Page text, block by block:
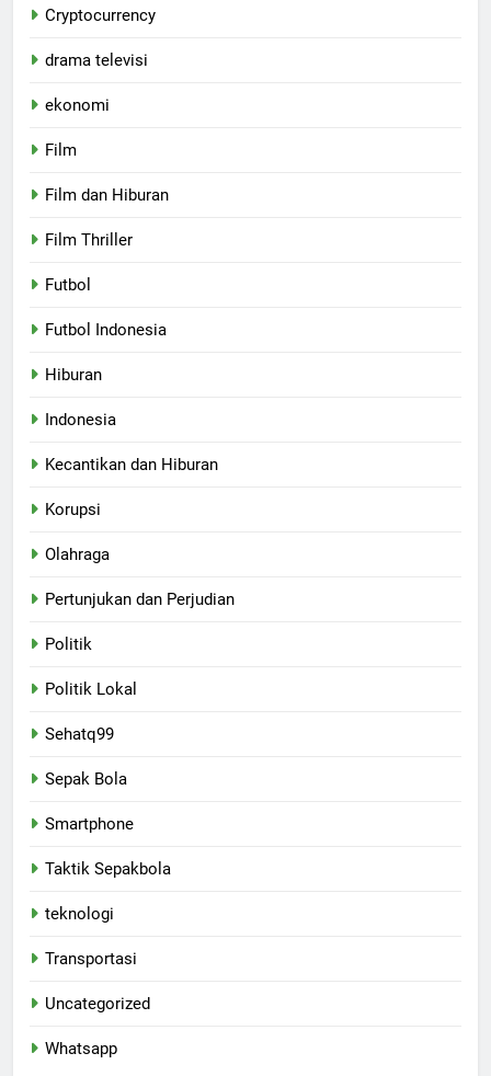
Cryptocurrency
drama televisi
ekonomi
Film
Film dan Hiburan
Film Thriller
Futbol
Futbol Indonesia
Hiburan
Indonesia
Kecantikan dan Hiburan
Korupsi
Olahraga
Pertunjukan dan Perjudian
Politik
Politik Lokal
Sehatq99
Sepak Bola
Smartphone
Taktik Sepakbola
teknologi
Transportasi
Uncategorized
Whatsapp